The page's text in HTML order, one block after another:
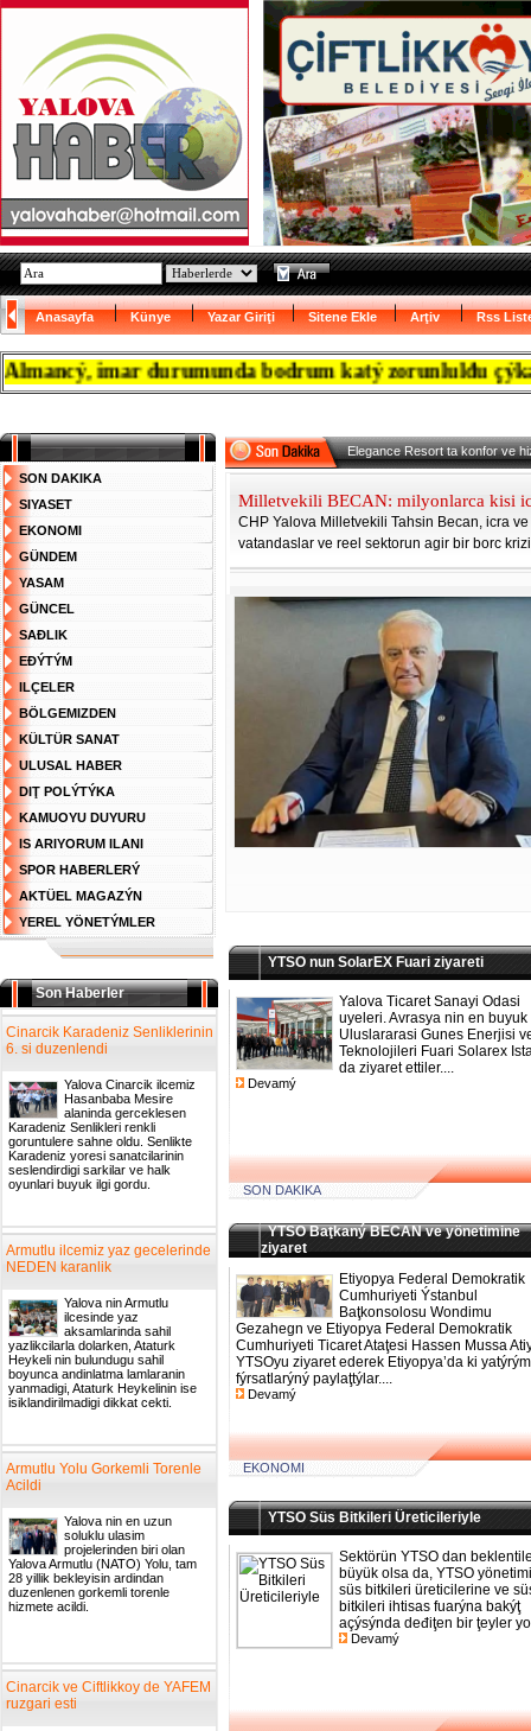
Anasayfa Künye Yazar Giriţi Sitene Ekle Arţiv Rss
imar durumunda bodrum katý zorunlulđu
SON DAKIKA
SIYASET
EKONOMI
GÜNDEM
YASAM
GÜNCEL
SAĐLIK
EĐÝTÝM
ILÇELER
BÖLGEMIZDEN
KÜLTÜR SANAT
ULUSAL HABER
DIŢ POLÝTÝKA
KAMUOYU DUYURU
IS ARIYORUM ILANI
SPOR HABERLERÝ
AKTÜEL MAGAZÝN
YEREL YÖNETÝMLER
Son Haberler
Cinarcik Karadeniz Senliklerinin
6. si duzenlendi
Yalova Cinarcik ilcemiz
Hasanbaba Mesire
alaninda gerceklesen
Karadeniz Senlikleri renkli
goruntulere sahne oldu. Senlikte
Karadeniz yoresi sanatcilarinin
seslendirdigi sarkilar ve halk
oyunlari buyuk ilgi gordu.
Armutlu ilcemiz yaz gecelerinde
NEDEN karanlik
Yalova nin Armutlu
ilcesinde yaz
aksamlarinda sahil
yazlikcilarla dolarken, Ataturk
Heykeli nin bulundugu sahil
boyunca andinlatma lamlaranin
yanmadigi, Ataturk Heykelinin ise
isiklandirilmadigi dikkat cekti.
Armutlu Yolu Gorkemli Torenle
Acildi
Yalova nin en uzun
soluklu ulasim
projelerinden biri olan
Yalova Armutlu (NATO) Yolu, tam
28 yillik bekleyisin ardindan
duzenlenen gorkemli torenle
hizmete acildi.
Cinarcik ve Ciftlikkoy de YAFEM
ruzgari esti
Elegance Resort ta konfor ve
Milletvekili BECAN: milyonlarca kisi
CHP Yalova Milletvekili Tahsin Becan, icra
vatandaslar ve reel sektorun agir bir borc
YTSO nun SolarEX Fuari ziyareti
Yalova Ticaret Sanayi Odasi
uyeleri. Avrasya nin en buyuk
Uluslararasi Gunes Enerjisi
Teknolojileri Fuari Solarex
da ziyaret ettiler....
Devamý
SON DAKIKA
YTSO Baţkaný BECAN ve yönetimine
ziyaret
Etiyopya Federal Demokratik
Cumhuriyeti Ýstanbul
Baţkonsolosu Wondimu
Gezahegn ve Etiyopya Federal Demokratik
Cumhuriyeti Ticaret Ataţesi Hassen Mussa
YTSOyu ziyaret ederek Etiyopya’da ki yatýrým
fýrsatlarýný paylaţtýlar....
Devamý
EKONOMI
YTSO Süs Bitkileri Üreticileriyle
Sektörün YTSO dan
büyük olsa da, YTSO
süs bitkileri üreticilerine ve
bitkileri ihtisas fuarýna bakýţ
açýsýnda deđiţen bir ţeyler
Devamý